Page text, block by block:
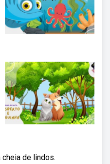
cheia de lindos.